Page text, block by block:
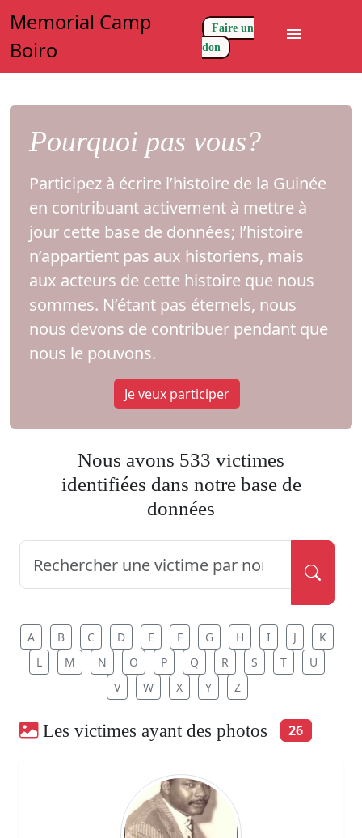
Memorial Camp
Boiro
Faire un
don
menu
Pourquoi pas vous?
Participez à écrire l’histoire de la Guinée
en contribuant activement à mettre à
jour cette base de données; l’histoire
n’appartient pas aux historiens, mais
aux acteurs de cette histoire que nous
sommes. N’étant pas éternels, nous
nous devons de contribuer pendant que
nous le pouvons.
Je veux participer
Nous avons 533 victimes
identifiées dans notre base de
données
A B C D E F G H I J
K
L
M N O P Q R S T
U
V
W X Y Z
Les victimes ayant des photos 26